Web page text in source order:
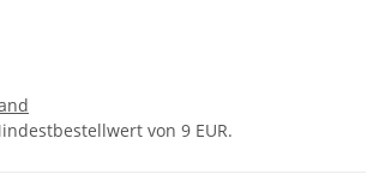
von 9 EUR.